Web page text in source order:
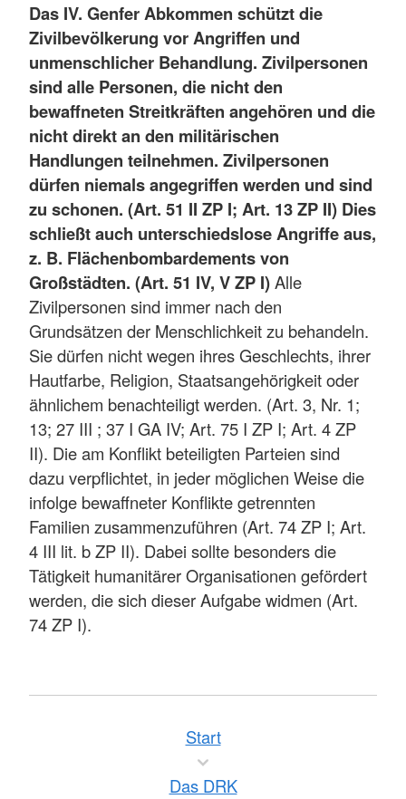
Das IV. Genfer Abkommen schützt die
Zivilbevölkerung vor Angriffen und
unmenschlicher Behandlung. Zivilpersonen
sind alle Personen, die nicht den
bewaffneten Streitkräften angehören und die
nicht direkt an den militärischen
Handlungen teilnehmen. Zivilpersonen
dürfen niemals angegriffen werden und sind
zu schonen. (Art. 51 II ZP I; Art. 13 ZP II) Dies
schließt auch unterschiedslose Angriffe aus,
z. B. Flächenbombardements von
Großstädten. (Art. 51 IV, V ZP I)Alle
Zivilpersonen sind immer nach den
Grundsätzen der Menschlichkeit zu behandeln.
Sie dürfen nicht wegen ihres Geschlechts, ihrer
Hautfarbe, Religion, Staatsangehörigkeit oder
ähnlichem benachteiligt werden. (Art. 3, Nr. 1;
13; 27 III ; 37 I GA IV; Art. 75 I ZP I; Art. 4 ZP
II). Die am Konflikt beteiligten Parteien sind
dazu verpflichtet, in jeder möglichen Weise die
infolge bewaffneter Konflikte getrennten
Familien zusammenzuführen (Art. 74 ZP I; Art.
4 III lit. b ZP II). Dabei sollte besonders die
Tätigkeit humanitärer Organisationen gefördert
werden, die sich dieser Aufgabe widmen (Art.
74 ZP I).
Start
Das DRK